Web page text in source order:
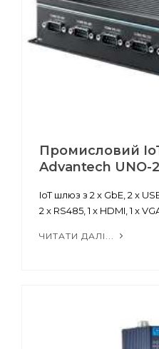
Промисловий
Advantech UNO-
IoT шлюз з 2 x GbE, 2 x
2 x RS485, 1 x HDMI, 1 x
ЧИТАТИ ДАЛІ...